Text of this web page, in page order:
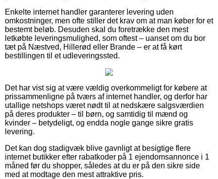
Enkelte internet handler garanterer levering uden
omkostninger, men ofte stiller det krav om at man køber for et
bestemt beløb. Desuden skal du foretrække den mest
letkøbte leveringsmulighed, som oftest – uanset om du bor
tæt på Næstved, Hillerød eller Brande – er at få kørt
bestillingen til et udleveringssted.
Det har vist sig at være vældig overkommeligt for købere at
prissammenligne på tværs af internet handler, og derfor har
utallige netshops været nødt til at nedskære salgsværdien
på deres produkter – til børn, og samtidig til mænd og
kvinder – betydeligt, og endda nogle gange sikre gratis
levering.
Det kan dog stadigvæk blive gavnligt at besigtige flere
internet butikker efter rabatkoder på 1 ejendomsannonce i 1
måned før du shopper, således at du er på den sikre side
med at modtage den mest attraktive pris.